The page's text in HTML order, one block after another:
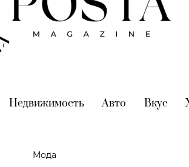
Недвижимость(current)
Авто (current)
Вкус
Мода